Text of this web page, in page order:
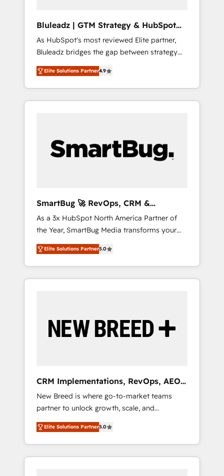
ら、GTMの見える化・自動化まで。全Hub統合
運用、データ品質設計、グループ横断のCRM統
合に対応します。 2️⃣ AIエージェント組織構築
営業・マーケティング業務の一部をAIが自律実
行する組織への移行を設計・実装。Breeze・
Claude等をHubSpotと連携させ、役割定義・運
用ルール・成果指標まで含めて設計します。 3️⃣
PMOとして主導。「設定の代行ではなく、設計
の責任」を引き受け、部門横断の統合・浸透・
Hubで一体提供。 ▸ 既存CRM・MAからの移行
支援：Salesforce・Marketo・Pardot等からの
移行、カスタム設計、履歴データ移行と活用設
計まで。 ▸ AEO対応：ChatGPT・Perplexity等
のAI検索からの流入・引用を前提にコンテンツ
HubSpotアワード受賞・HUGリーダー ✓
AI活用に関するご相談、現状整理の壁打ちな
ど、構想段階からお気軽にお問い合わせくださ
Bluleadz | GTM Strategy & HubSpot
Implementation
As HubSpot's most reviewed Elite partner,
Bluleadz bridges the gap between strategy
and execution. We don't just "set up tools" —
we install the GTM Operating System (GTM
OS) to align your leadership and engineer a
portal that drives predictable revenue
and Story to stop "accelerating a mess." ⚙️
Elite Engineering & AI Scalable Architecture:
agents, and high-integrity migrations for total
reporting clarity. Security & Compliance: SOC
2 Type I and HIPAA attested for enterprise-
grade data security. 🏆 Why Bluleadz? GTM
OS Partner | 16+ Years Experience | 1,000+
Five-Star Reviews
Elite Solutions Partner4.9
SmartBug 🚀 RevOps, CRM &
Integration Experts
As a 3x HubSpot North America Partner of
the Year, SmartBug Media transforms your
customer lifecycle into a revenue engine. Our
unified ecosystem includes specialized
divisions Globalia (AI & Software) and Point
Success Media (Paid Media), making this the
by Globalia’s technical development team. -
19 HubSpot-certified trainers to drive
deployment of Breeze AI and custom agents
to automate growth. 🏆 Elite Excellence - 8
platform accreditations and deep HIPAA-
compliance expertise. - A team of 250+
experts dedicated to your resilient growth.
Elite Solutions Partner5.0
CRM Implementations, RevOps, AEO
+ Web, Demand Gen
New Breed is where go-to-market teams
partner to unlock growth, scale, and
transformation. We help companies activate
HubSpot’s AI-powered customer platform
and operationalize HubSpot’s Loop
Marketing framework through expert-led
Elite Solutions Partner5.0